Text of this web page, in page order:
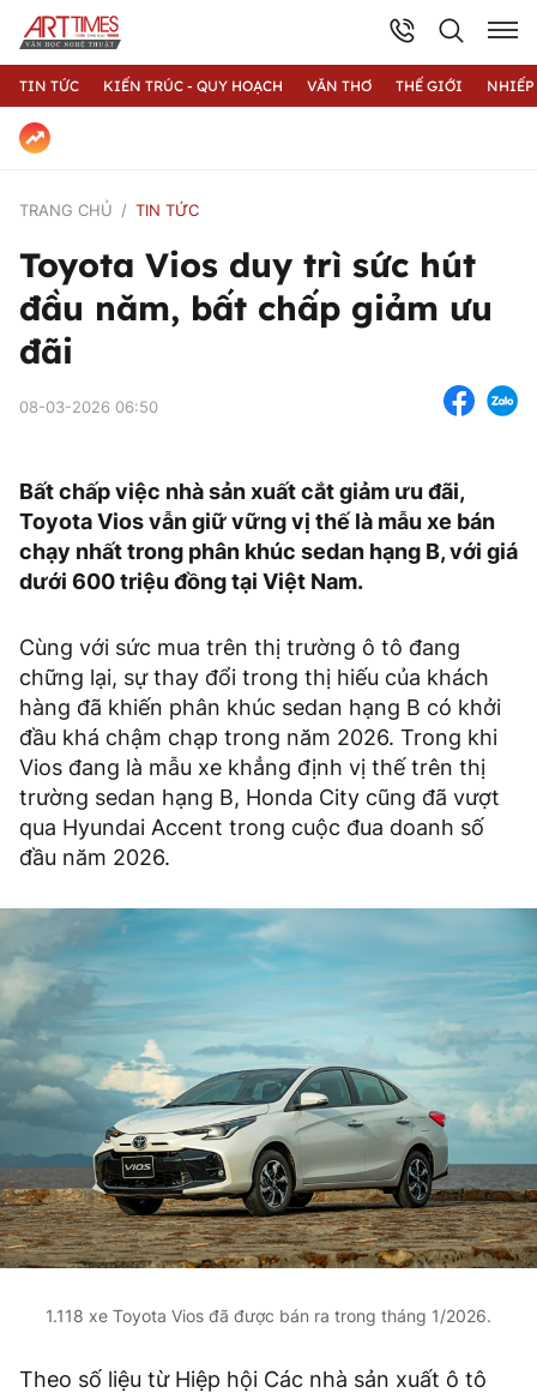
TIN TỨC KIẾN TRÚC - QUY HOẠCH VĂN THƠ THẾ GIỚI
TRANG CHỦ TIN TỨC
Toyota Vios duy trì sức hút
đầu năm, bất chấp giảm ưu
đãi
08-03-2026 06:50
Bất chấp việc nhà sản xuất cắt giảm ưu đãi,
Toyota Vios vẫn giữ vững vị thế là mẫu xe bán
chạy nhất trong phân khúc sedan hạng B, với giá
dưới 600 triệu đồng tại Việt Nam.
Cùng với sức mua trên thị trường ô tô đang
chững lại, sự thay đổi trong thị hiếu của khách
hàng đã khiến phân khúc sedan hạng B có khởi
đầu khá chậm chạp trong năm 2026. Trong khi
Vios đang là mẫu xe khẳng định vị thế trên thị
trường sedan hạng B, Honda City cũng đã vượt
qua Hyundai Accent trong cuộc đua doanh số
đầu năm 2026.
1.118 xe Toyota Vios đã được bán ra trong tháng 1/2026.
Theo số liệu từ Hiệp hội Các nhà sản xuất ô tô